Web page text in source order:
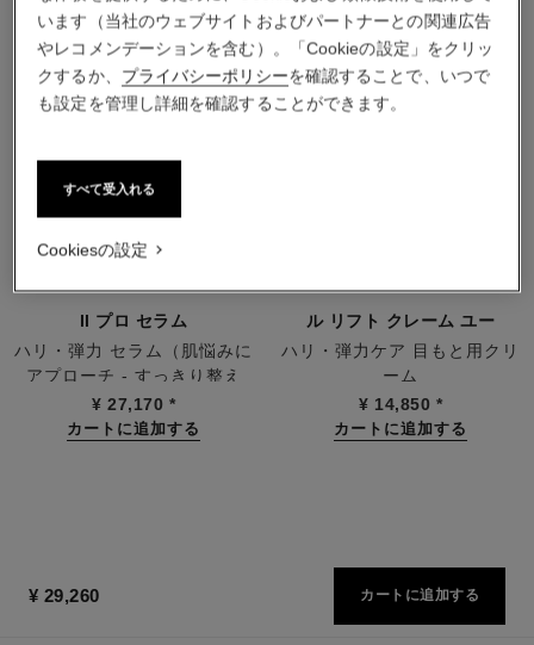
ll プロ セラム
ハリ・弾力 セラム（肌悩みに
アプローチ - すっきり整え
る）
¥ 27,170 *
カートに追加する
ル リフト クレーム ユー
ハリ・弾力ケア 目もと用クリ
ーム
¥ 14,850 *
カートに追加する
¥ 29,260 カートに追加する
います（当社のウェブサイトおよびパートナーとの関連広告
やレコメンデーションを含む）。「Cookieの設定」をクリッ
クするか、 プライバシーポリシーを確認することで、いつで
も設定を管理し詳細を確認することができます。
すべて受入れる
Cookiesの設定